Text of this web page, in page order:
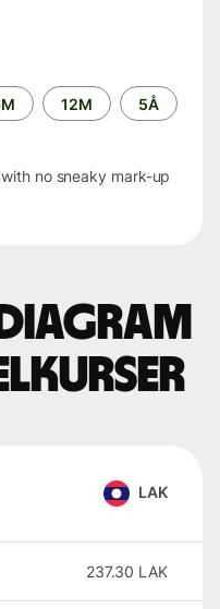
12M 5Å
no sneaky mark-up
LAK
237.30 LAK